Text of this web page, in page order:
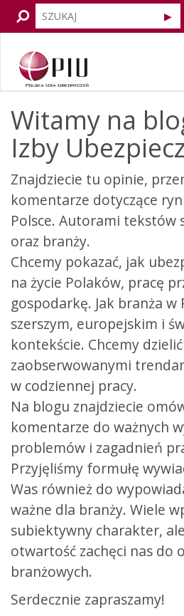
Witamy na
Izby
Znajdziecie tu opinie,
komentarze dotyczące
Polsce. Autorami tekstów
oraz branży.
Chcemy pokazać, jak
na życie Polaków, pracę
gospodarkę. Jak branża w
szerszym, europejskim i
kontekście. Chcemy
zaobserwowanymi
w codziennej pracy.
Na blogu znajdziecie
komentarze do ważnych
problemów i zagadnień
Przyjęliśmy formułę
Was również do
ważne dla branży. Wiele
subiektywny charakter,
otwartość zachęci nas do
branżowych.
Serdecznie zapraszamy!